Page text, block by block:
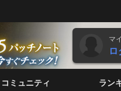
マ
コミュニティ ラン